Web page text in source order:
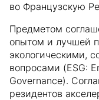
во Французскую
Предметом
опытом и лучшей
экологическими,
вопросами (ESG:
Governance).
резидентов